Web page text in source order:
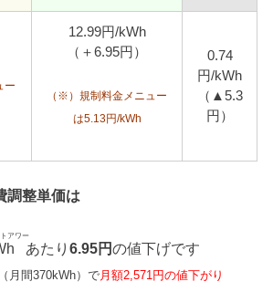
ー
12.99円/kWh
（＋6.95円）
（※）規制料金メニュー
は5.13円/kWh
0.74
円/kWh
（▲5.3
円）
調整単価は
アワー
あたり6.95円の値下げです
月間370kWh）で月額2,571円の値下がり